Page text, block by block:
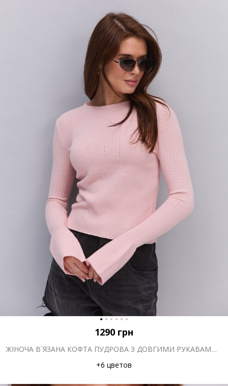
1290 грн
ЖІНОЧА В`ЯЗАНА КОФТА ПУДРОВА З ДОВГИМИ РУКАВАМИ-КЛЬОШ
+6 цветов